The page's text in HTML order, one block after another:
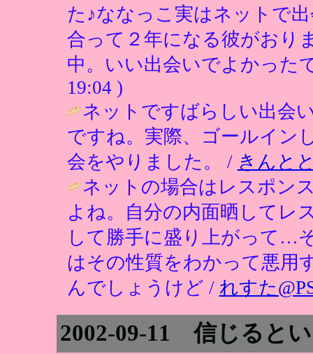
た♪ななっこ実はネットで
合って２年になる彼がおり
中。いい出会いでよかった
19:04 )
ネットですばらしい出会
ですね。実際、ゴールイン
会をやりました。 / きんと
ネットの場合はレスポン
よね。自分の内面晒してレ
して勝手に盛り上がって…
はその性質をわかって悪
んでしょうけど / れすた
2002-09-11 信じると